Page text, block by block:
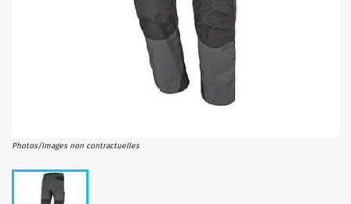
Photos/Images non contractuelles